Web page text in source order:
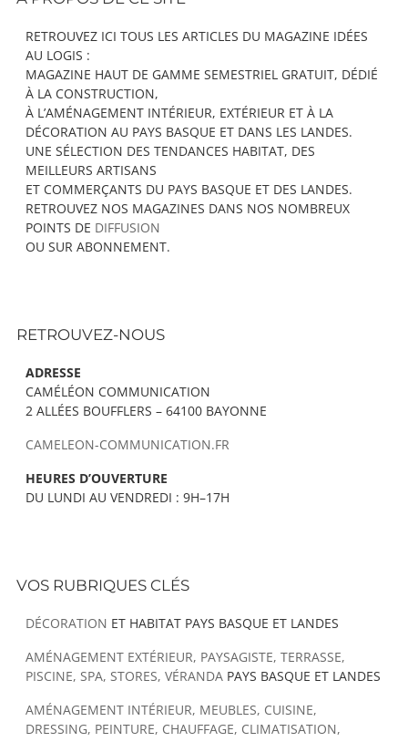
Content
RETROUVEZ ICI TOUS LES ARTICLES DU MAGAZINE IDÉES
AU LOGIS :
MAGAZINE HAUT DE GAMME SEMESTRIEL GRATUIT, DÉDIÉ
À LA CONSTRUCTION,
À L’AMÉNAGEMENT INTÉRIEUR, EXTÉRIEUR ET À LA
DÉCORATION AU PAYS BASQUE ET DANS LES LANDES.
UNE SÉLECTION DES TENDANCES HABITAT, DES
MEILLEURS ARTISANS
ET COMMERÇANTS DU PAYS BASQUE ET DES LANDES.
RETROUVEZ NOS MAGAZINES DANS NOS NOMBREUX
POINTS DE DIFFUSION
OU SUR ABONNEMENT.
RETROUVEZ-NOUS
ADRESSE
CAMÉLÉON COMMUNICATION
2 ALLÉES BOUFFLERS – 64100 BAYONNE
CAMELEON-COMMUNICATION.FR
HEURES D’OUVERTURE
DU LUNDI AU VENDREDI : 9H–17H
VOS RUBRIQUES CLÉS
DÉCORATION ET HABITAT PAYS BASQUE ET LANDES
AMÉNAGEMENT EXTÉRIEUR, PAYSAGISTE, TERRASSE,
PISCINE, SPA, STORES, VÉRANDA PAYS BASQUE ET LANDES
AMÉNAGEMENT INTÉRIEUR, MEUBLES, CUISINE,
DRESSING, PEINTURE, CHAUFFAGE, CLIMATISATION,